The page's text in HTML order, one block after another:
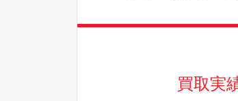
買取実